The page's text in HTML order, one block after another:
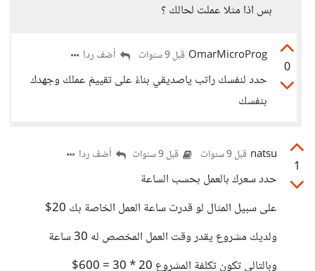
بس اذا مثلا عملت لحالك ؟
0
OmarMicroProg قبل 9 سنوات أضف ردا
حدد لنفسك راتب ياصديقي بناءً على تقييمَ عملك وجهدك
بنفسك
1
natsu قبل 9 سنوات قبل 9 سنوات أضف ردا
حدد سعرك بالعمل بحسب الساعة
على سبيل المثال لو قدرت ساعة العمل الخاصة بك 20$
ولديك مشروع يقدر وقت العمل المخصص له 30 ساعة
وبالتالي تكون تكلفة المشروع 20 * 30 = 600$